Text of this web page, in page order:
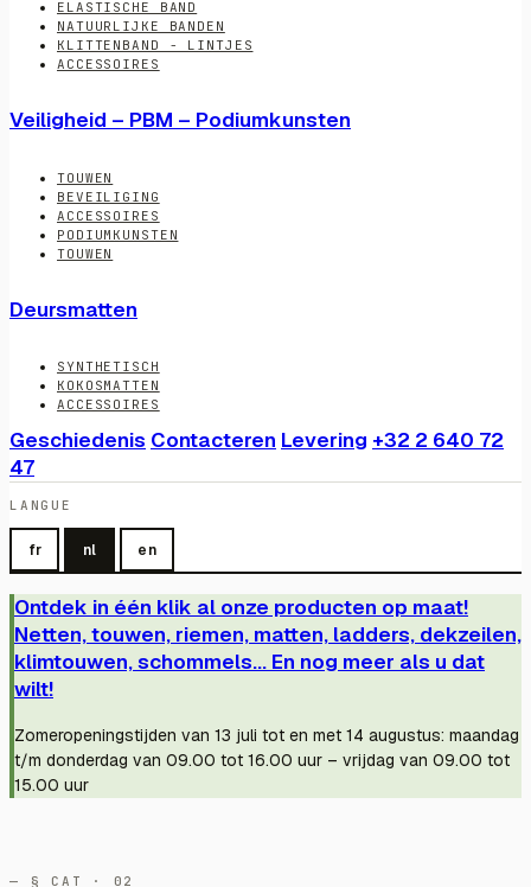
ELASTISCHE BAND
NATUURLIJKE BANDEN
KLITTENBAND - LINTJES
ACCESSOIRES
Veiligheid – PBM – Podiumkunsten
TOUWEN
BEVEILIGING
ACCESSOIRES
PODIUMKUNSTEN
TOUWEN
Deursmatten
SYNTHETISCH
KOKOSMATTEN
ACCESSOIRES
Geschiedenis Contacteren Levering +32 2 640 72
47
LANGUE
fr nl en
Ontdek in één klik al onze producten op maat!
Netten, touwen, riemen, matten, ladders, dekzeilen,
klimtouwen, schommels... En nog meer als u dat
wilt!
Zomeropeningstijden van 13 juli tot en met 14 augustus: maandag
t/m donderdag van 09.00 tot 16.00 uur – vrijdag van 09.00 tot
15.00 uur
— § CAT · 02